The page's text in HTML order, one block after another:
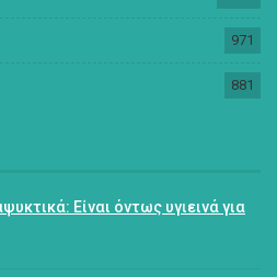
971
881
Είναι όντως υγιεινά για